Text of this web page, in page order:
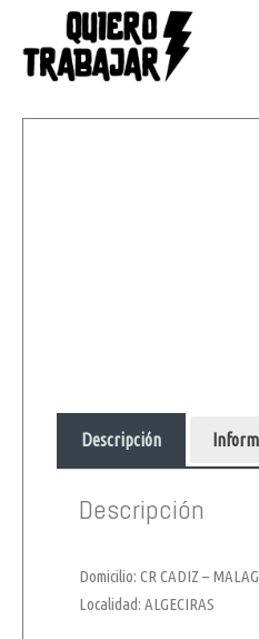
Descripción
Descripción
Domicilio: CR CADIZ –
Localidad: ALGECIRAS